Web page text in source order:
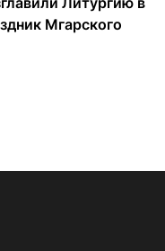
Мгарского